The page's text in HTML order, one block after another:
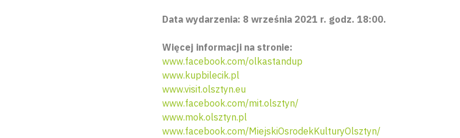
Data wydarzenia: 8 września 2021 r. godz. 18:00.
Więcej informacji na stronie:
www.facebook.com/olkastandup
www.kupbilecik.pl
www.visit.olsztyn.eu
www.facebook.com/mit.olsztyn/
www.mok.olsztyn.pl
www.facebook.com/MiejskiOsrodekKulturyOlsztyn/